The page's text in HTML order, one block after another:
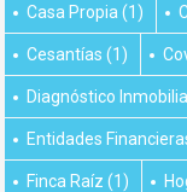
Casa Propia (1)
Cesantías (1)
Diagnóstico
Entidades
Finca Raíz (1)